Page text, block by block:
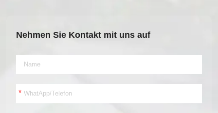
Nehmen Sie Kontakt mit uns auf
*